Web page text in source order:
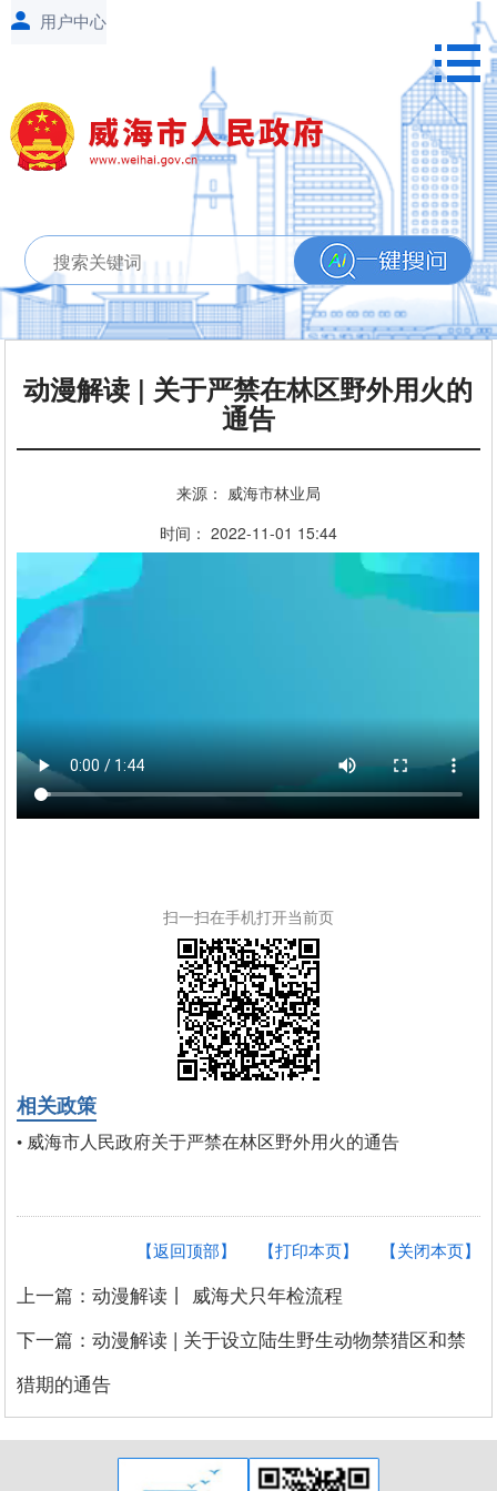
动漫解读 | 关于严禁在林区野外用火的
通告
来源： 威海市林业局
时间： 2022-11-01 15:44
扫一扫在手机打开当前页
相关政策
• 威海市人民政府关于严禁在林区野外用火的通告
【关闭本页】
【打印本页】
【返回顶部】
上一篇：动漫解读丨 威海犬只年检流程
下一篇：动漫解读 | 关于设立陆生野生动物禁猎区和禁
猎期的通告